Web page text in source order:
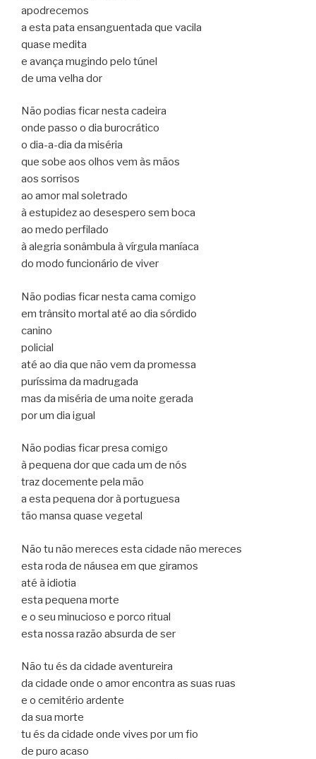
apodrecemos
a esta pata ensanguentada que vacila
quase medita
e avança mugindo pelo túnel
de uma velha dor
Não podias ficar nesta cadeira
onde passo o dia burocrático
o dia-a-dia da miséria
que sobe aos olhos vem às mãos
aos sorrisos
ao amor mal soletrado
à estupidez ao desespero sem boca
ao medo perfilado
à alegria sonâmbula à vírgula maníaca
do modo funcionário de viver
Não podias ficar nesta cama comigo
em trânsito mortal até ao dia sórdido
canino
policial
até ao dia que não vem da promessa
puríssima da madrugada
mas da miséria de uma noite gerada
por um dia igual
Não podias ficar presa comigo
à pequena dor que cada um de nós
traz docemente pela mão
a esta pequena dor à portuguesa
tão mansa quase vegetal
Não tu não mereces esta cidade não mereces
esta roda de náusea em que giramos
até à idiotia
esta pequena morte
e o seu minucioso e porco ritual
esta nossa razão absurda de ser
Não tu és da cidade aventureira
da cidade onde o amor encontra as suas ruas
e o cemitério ardente
da sua morte
tu és da cidade onde vives por um fio
de puro acaso